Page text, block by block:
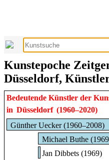
Kunstepoche
Düsseldorf,
Bedeutende Künstler der
in Düsseldorf (1960–2020)
Günther Uecker (1960–2008)
Michael Buthe
Jan Dibbets (1969)